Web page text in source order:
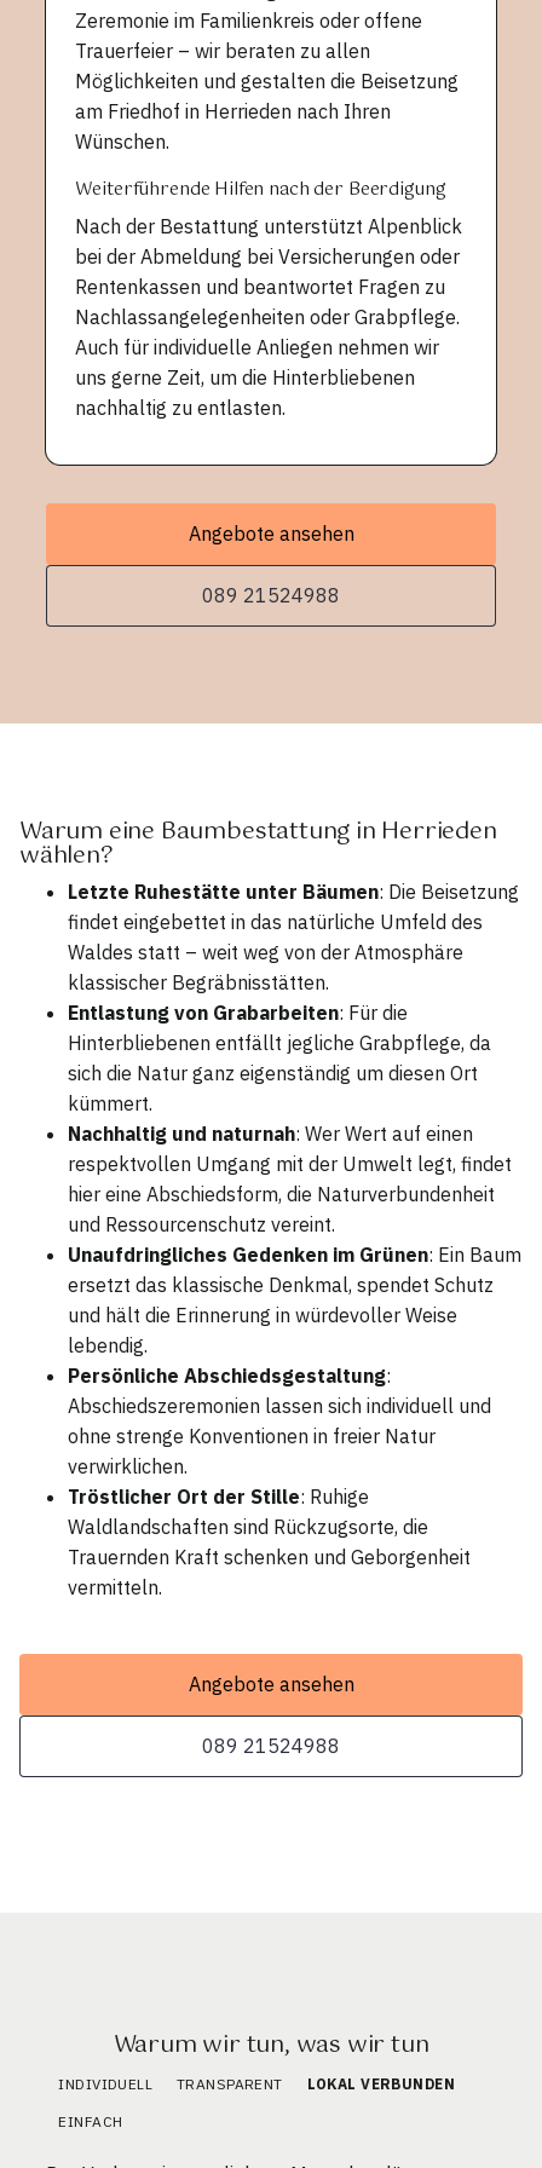
Zeremonie im Familienkreis oder offene
Trauerfeier – wir beraten zu allen
Möglichkeiten und gestalten die Beisetzung
am Friedhof in Herrieden nach Ihren
Wünschen.
Weiterführende Hilfen nach der Beerdigung
Nach der Bestattung unterstützt Alpenblick
bei der Abmeldung bei Versicherungen oder
Rentenkassen und beantwortet Fragen zu
Nachlassangelegenheiten oder Grabpflege.
Auch für individuelle Anliegen nehmen wir
uns gerne Zeit, um die Hinterbliebenen
nachhaltig zu entlasten.
Angebote ansehen
089 21524988
Warum eine Baumbestattung in Herrieden
wählen?
Letzte Ruhestätte unter Bäumen: Die Beisetzung
findet eingebettet in das natürliche Umfeld des
Waldes statt – weit weg von der Atmosphäre
klassischer Begräbnisstätten.
Entlastung von Grabarbeiten: Für die
Hinterbliebenen entfällt jegliche Grabpflege, da
sich die Natur ganz eigenständig um diesen Ort
kümmert.
Nachhaltig und naturnah: Wer Wert auf einen
respektvollen Umgang mit der Umwelt legt, findet
hier eine Abschiedsform, die Naturverbundenheit
und Ressourcenschutz vereint.
Unaufdringliches Gedenken im Grünen: Ein Baum
ersetzt das klassische Denkmal, spendet Schutz
und hält die Erinnerung in würdevoller Weise
lebendig.
Persönliche Abschiedsgestaltung:
Abschiedszeremonien lassen sich individuell und
ohne strenge Konventionen in freier Natur
verwirklichen.
Tröstlicher Ort der Stille: Ruhige
Waldlandschaften sind Rückzugsorte, die
Trauernden Kraft schenken und Geborgenheit
vermitteln.
Angebote ansehen
089 21524988
Warum wir tun, was wir tun
INDIVIDUELL TRANSPARENT LOKAL VERBUNDEN
EINFACH